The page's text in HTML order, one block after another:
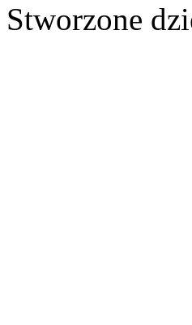
Stworzone